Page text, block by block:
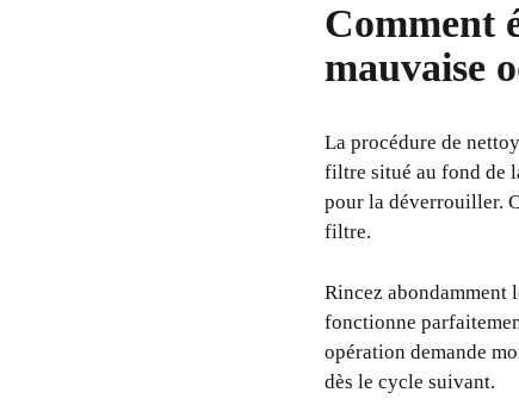
Comment
mauvaise
La procédure de
filtre situé au fond de
pour la déverrouiller.
filtre.
Rincez abondamment
fonctionne
opération demande
dès le cycle suivant.